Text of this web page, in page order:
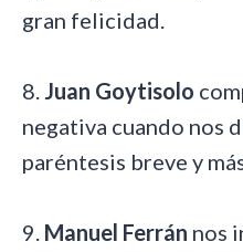
gran felicidad.
8. Juan Goytisolo
negativa cuando nos
paréntesis breve y
9. Manuel Ferrán nos